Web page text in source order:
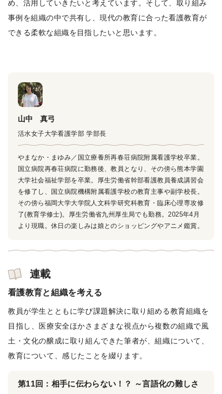
め、活用していきたいと考えています。そして、取り組み
事例を組織の中で共有し、現代の教育に合った看護教育が
できる柔軟な組織を目指したいと思います。
山中 真弓
活水女子大学看護学部 学部長
やまなか・まゆみ／国立療養所再春荘病院附属看護学校卒業。
国立病院再春荘病院に勤務後、教員となり、その傍ら熊本学園
大学社会福祉学部を卒業。厚生労働省幹部看護教員養成講習会
を修了し、国立病院機構附属看護学校の教育主事や副学校長。
その傍ら福岡大学大学院人文科学研究科教育・臨床心理専攻修
了(教育学修士)。厚生労働省九州厚生局でも勤務。2025年4月
より現職。休日の楽しみは娘とのショッピングやアニメ鑑賞。
連載
看護教育と組織を考える
教員が学生とともに学び課題解決に取り組める教育組織を
目指し、医療安全ほかさまざまな視点から複数の組織で風
土・文化の醸成に取り組んできた筆者が、組織について、
教育について、感じたことを綴ります。
第11回：相手に伝わらない！？ ～言語化の難しさ